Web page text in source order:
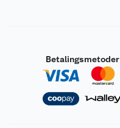
Betalingsmetoder